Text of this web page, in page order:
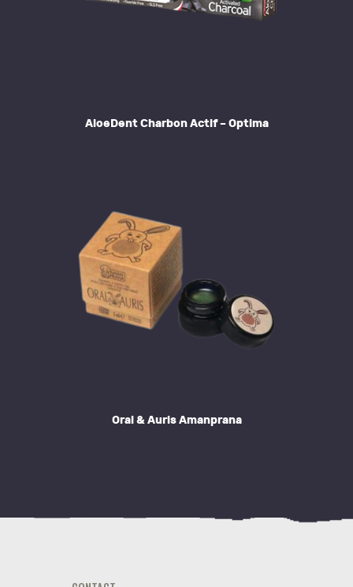
AloeDent Charbon Actif – Optima
Oral & Auris Amanprana